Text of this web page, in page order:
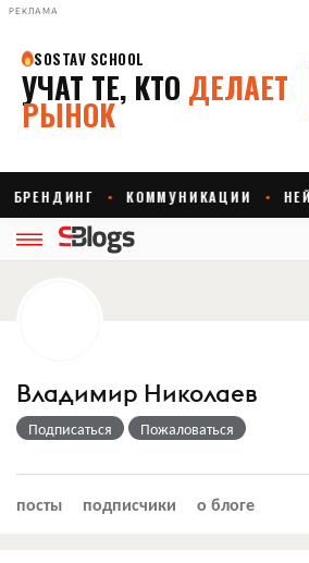
РЕКЛАМА
Владимир Николаев
Подписаться Пожаловаться
посты подписчики о блоге